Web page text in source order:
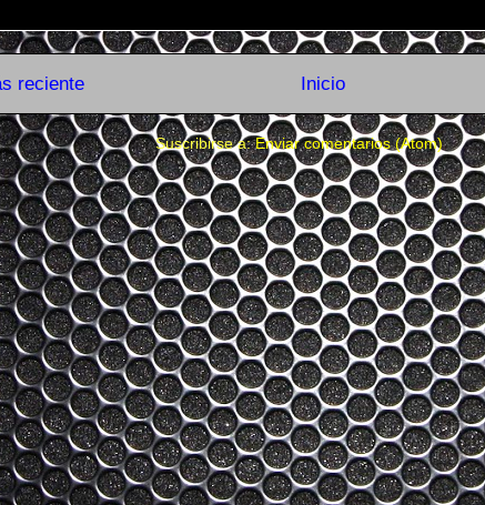
reciente Inicio
Suscribirse a:Enviar comentarios (Atom)